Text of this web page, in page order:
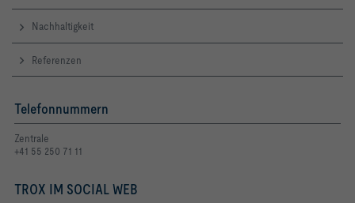
Nachhaltigkeit
Referenzen
Telefonnummern
Zentrale
+41 55 250 71 11
TROX IM SOCIAL WEB